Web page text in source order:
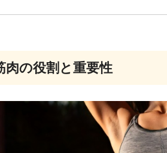
肉の役割と重要性